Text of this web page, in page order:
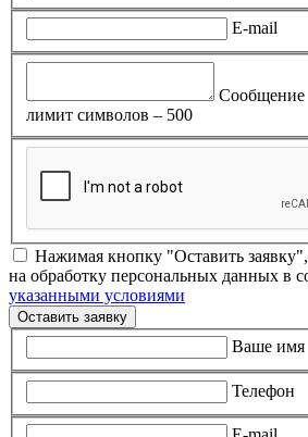
E-mail
Сообщение
лимит символов – 500
Нажимая кнопку "Оставить заявку",
на обработку персональных данных в
указанными условиями
Оставить заявку
Ваше имя
Телефон